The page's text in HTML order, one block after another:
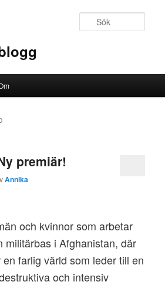
premiär!
Annika
och kvinnor som arbetar
militärbas i Afghanistan, där
farlig värld som leder till en
och intensiv